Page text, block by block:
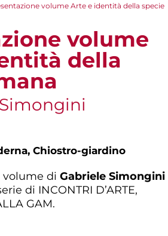
volume Arte e identità della specie
volume
della
Chiostro-giardino
volume di Gabriele Simongini
di INCONTRI D’ARTE,
GAM.